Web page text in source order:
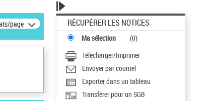
page RÉCUPÉRER LES NOTICES
Ma sélection (0)
Télécharger/Imprimer
Envoyer par courriel
Exporter dans un tableau
Transférer pour un SGB